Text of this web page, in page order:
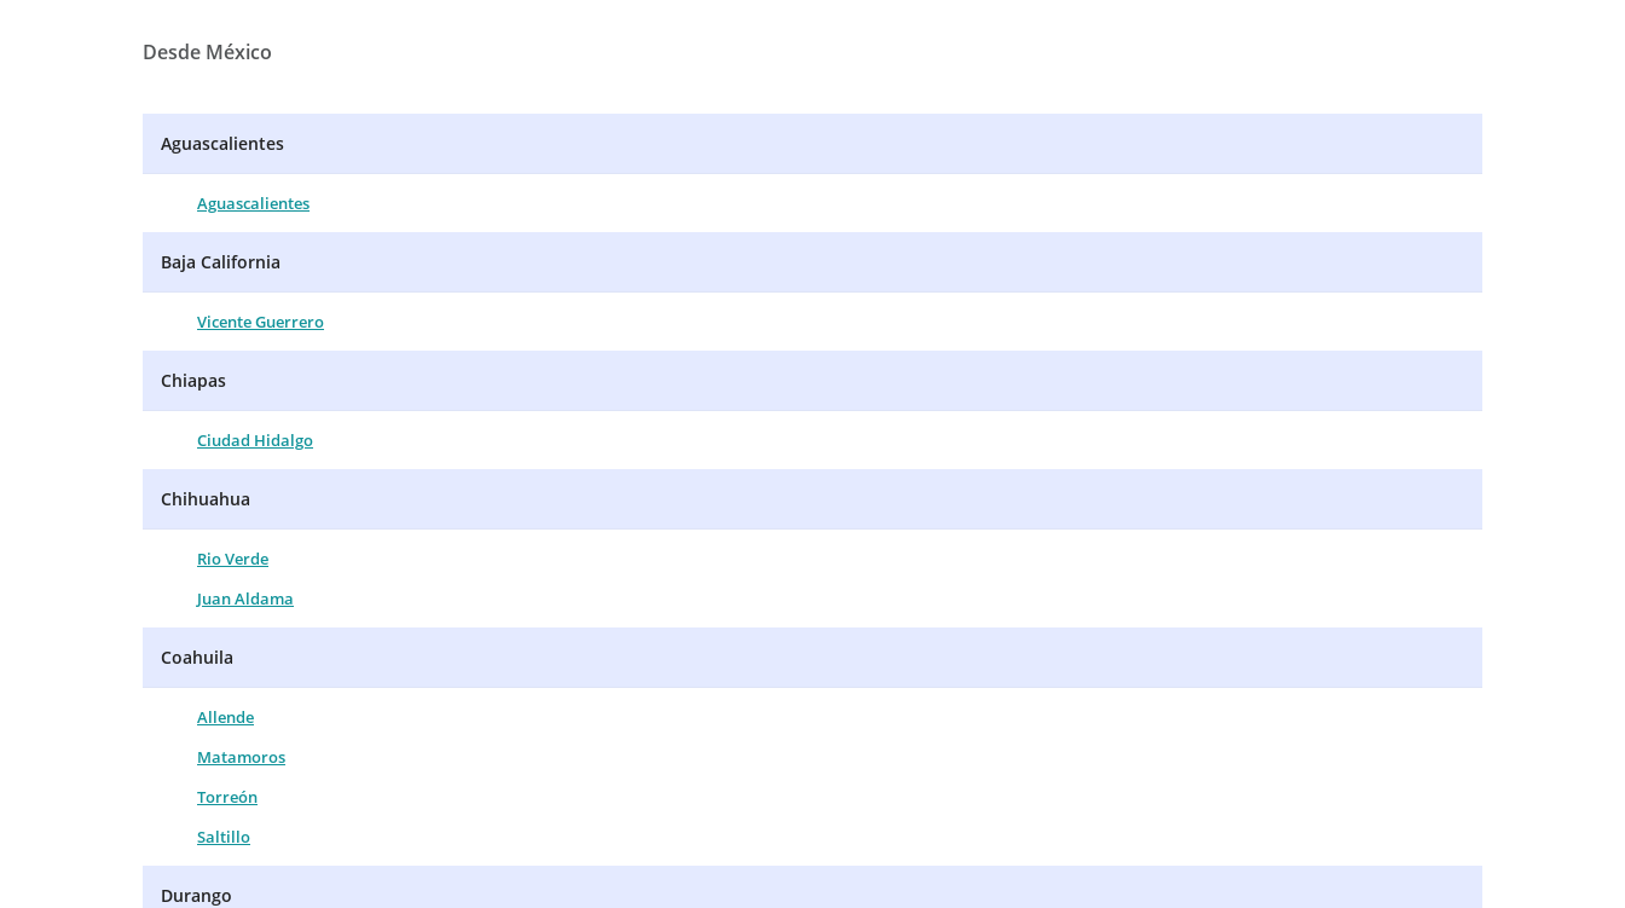
Desde México
Aguascalientes
Aguascalientes
Baja California
Vicente Guerrero
Chiapas
Ciudad Hidalgo
Chihuahua
Rio Verde
Juan Aldama
Coahuila
Allende
Matamoros
Torreón
Saltillo
Durango